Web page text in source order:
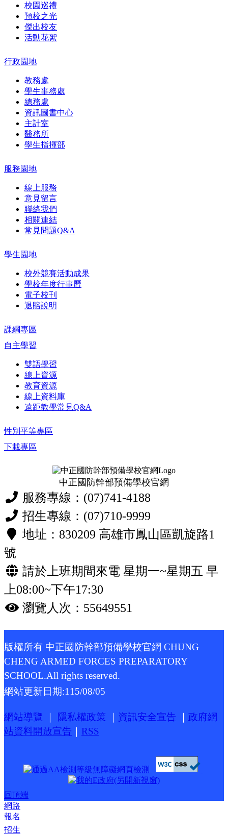
校園巡禮
預校之光
傑出校友
活動花絮
行政園地
教務處
學生事務處
總務處
資訊圖書中心
主計室
醫務所
學生指揮部
服務園地
線上服務
意見留言
聯絡我們
相關連結
常見問題Q&A
學生園地
校外競賽活動成果
學校年度行事曆
電子校刊
退賠說明
課綱專區
自主學習
雙語學習
線上資源
教育資源
線上資料庫
遠距教學常見Q&A
性別平等專區
下載專區
中正國防幹部預備學校官網
服務專線：(07)741-4188
招生專線：(07)710-9999
地址：830209 高雄市鳳山區凱旋路1
號
請於上班期間來電 星期一~星期五 早
上08:00~下午17:30
瀏覽人次：55649551
版權所有 中正國防幹部預備學校官網 CHUNG
CHENG ARMED FORCES PREPARATORY
SCHOOL.All rights reserved.
網站更新日期:115/08/05
網站導覽 ｜ 隱私權政策 ｜ 資訊安全宣告 ｜ 政府網
站資料開放宣告 ｜ RSS
回頂端
網路
報名
招生